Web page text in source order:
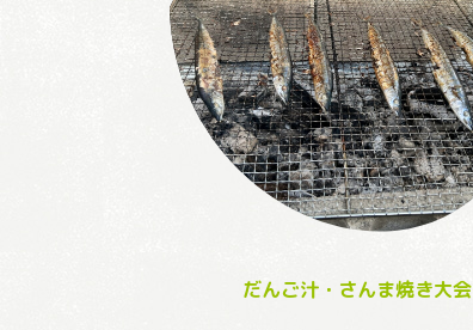
だんご汁・さんま焼き大会